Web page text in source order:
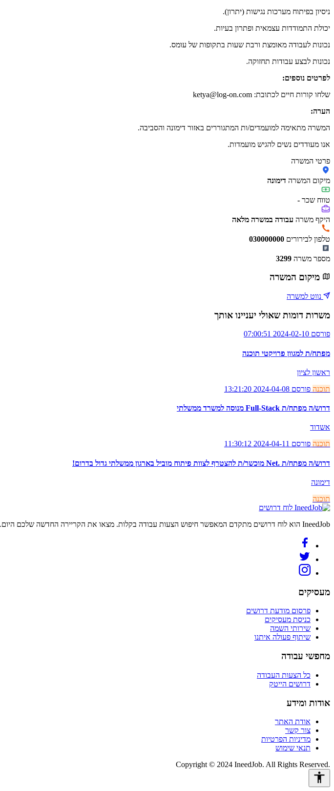
ניסיון בפיתוח מערכות נגישות (יתרון).
יכולת התמודדות עצמאית ופתרון בעיות.
נכונות לעבודה מאומצת ורבת שעות בתקופות של עומס.
נכונות לבצע עבודות תחזוקה.
לפרטים נוספים:
שלחו קורות חיים לכתובת: ketya@log-on.com
הערה:
המשרה מתאימה למועמדים/ות המתגוררים באזור דימונה והסביבה.
אנו מעודדים נשים להגיש מועמדות.
פרטי המשרה
מיקום המשרה דימונה
טווח שכר -
היקף משרה עבודה במשרה מלאה
טלפון לבירורים 030000000
מספר משרה 3299
מיקום המשרה
נווט למשרה
משרות דומות שאולי יעניינו אותך
פורסם 2024-02-10 07:00:51
מפתח/ת למגוון פרויקטי תוכנה
ראשון לציון
תוכנה פורסם 2024-04-08 13:21:20
דרוש/ה מפתח/ת Full-Stack מנוסה למשרד ממשלתי
אשדוד
תוכנה פורסם 2024-04-11 11:30:12
דרוש/ה מפתח/ת .Net מוכשר/ת להצטרף לצוות פיתוח מוביל בארגון ממשלתי גדול בדרום!
דימונה
תוכנה
לוח דרושים
IneedJob הוא לוח דרושים מתקדם המאפשר חיפוש הצעות עבודה בקלות. מצאו את הקריירה החדשה שלכם היום.
מעסיקים
פרסום מודעת דרושים
כניסת מעסיקים
שירותי השמה
שיתוף פעולה איתנו
מחפשי עבודה
כל הצעות העבודה
דרושים הייטק
אודות ומידע
אודת האתר
צור קשר
מדיניות הפרטיות
תנאי שימוש
Copyright © 2024 IneedJob. All Rights Reserved.